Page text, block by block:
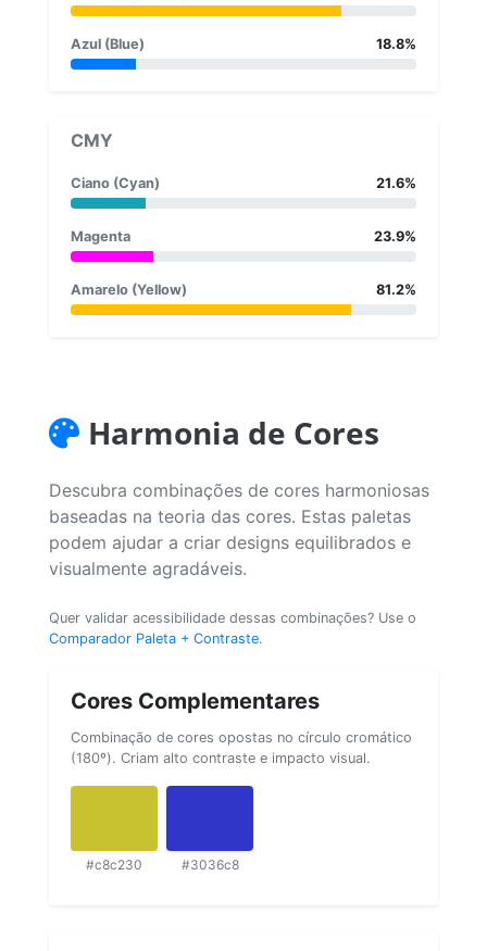
Azul (Blue) 18.8%
CMY
Ciano (Cyan) 21.6%
Magenta 23.9%
Amarelo (Yellow) 81.2%
Harmonia de Cores
Descubra combinações de cores harmoniosas
baseadas na teoria das cores. Estas paletas
podem ajudar a criar designs equilibrados e
visualmente agradáveis.
Quer validar acessibilidade dessas combinações? Use o
Comparador Paleta + Contraste.
Cores Complementares
Combinação de cores opostas no círculo cromático
(180º). Criam alto contraste e impacto visual.
#c8c230 #3036c8